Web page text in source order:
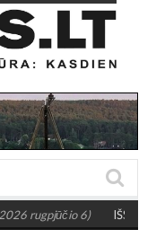
IŠSAUGOS URBANISTINĮ